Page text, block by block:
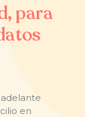
para
adelante
en